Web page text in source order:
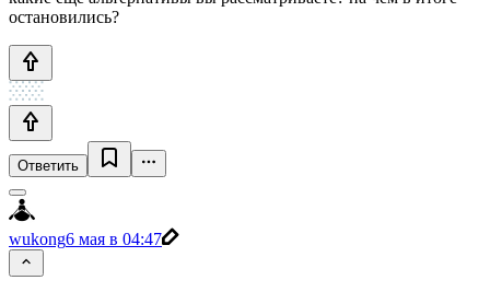
остановились?
Ответить
wukong6 мая в 04:47